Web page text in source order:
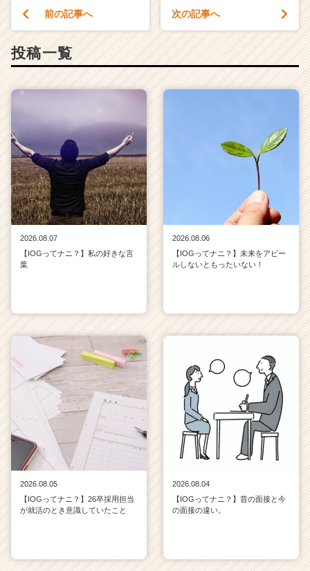
前の記事へ 次の記事へ
投稿一覧
2026.08.07
【IOGってナニ？】私の好きな言
葉
2026.08.06
【IOGってナニ？】未来をアピー
ルしないともったいない！
2026.08.05
【IOGってナニ？】26卒採用担当
が就活のとき意識していたこと
2026.08.04
【IOGってナニ？】昔の面接と今
の面接の違い。